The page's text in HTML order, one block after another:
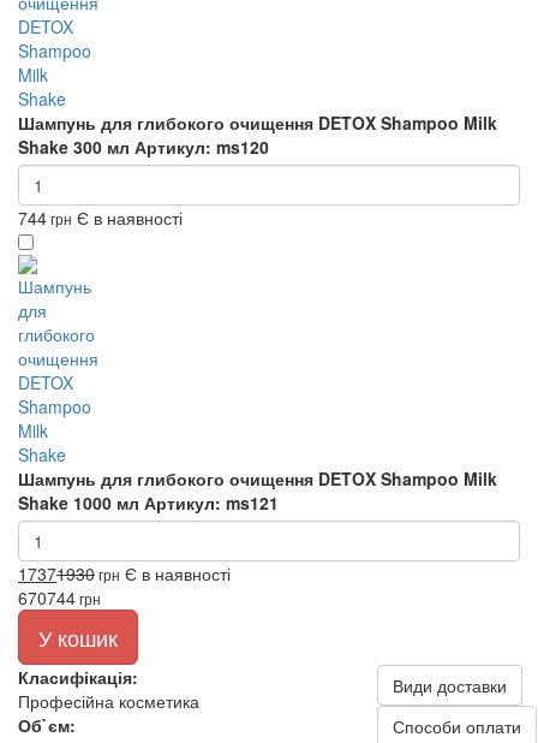
Шампунь для глибокого очищення DETOX Shampoo Milk
Shake 300 мл Артикул: ms120
744грн Є в наявності
Шампунь для глибокого очищення DETOX Shampoo Milk
Shake 1000 мл Артикул: ms121
17371930грн Є в наявності
670744грн
У кошик
Класифікація:
Професійна косметика
Об`єм:
Види доставки
Способи оплати